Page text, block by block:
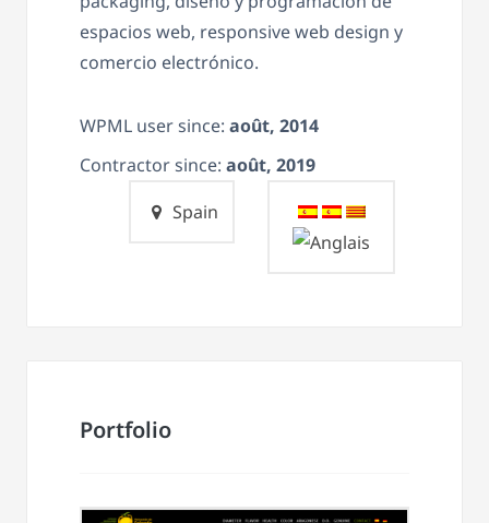
espacios web, responsive web design y
comercio electrónico.
WPML user since: août, 2014
Contractor since: août, 2019
Spain
Portfolio